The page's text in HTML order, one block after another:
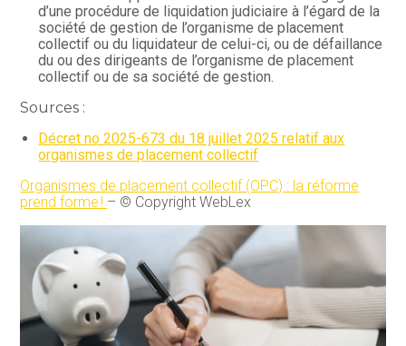
d’une procédure de liquidation judiciaire à l’égard de la
société de gestion de l’organisme de placement
collectif ou du liquidateur de celui-ci, ou de défaillance
du ou des dirigeants de l’organisme de placement
collectif ou de sa société de gestion.
Sources :
Décret no 2025-673 du 18 juillet 2025 relatif aux
organismes de placement collectif
Organismes de placement collectif (OPC) : la réforme
prend forme ! – © Copyright WebLex